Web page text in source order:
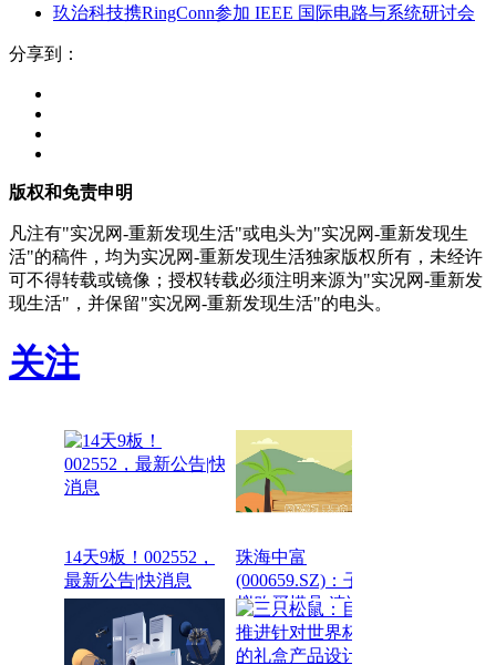
玖治科技携RingConn参加 IEEE 国际电路与系统研讨会
分享到：
版权和免责申明
凡注有"实况网-重新发现生活"或电头为"实况网-重新发现生
活"的稿件，均为实况网-重新发现生活独家版权所有，未经许
可不得转载或镜像；授权转载必须注明来源为"实况网-重新发
现生活"，并保留"实况网-重新发现生活"的电头。
关注
14天9板！002552，
最新公告|快消息
珠海中富
(000659.SZ)：子公司
拟购买模具 速读